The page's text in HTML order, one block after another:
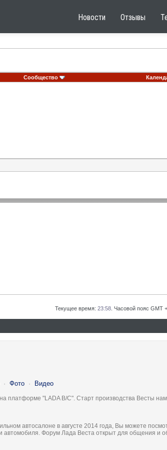
Новости Отзывы
Сообщество
Текущее время: 23:58 . Часовой пояс GMT
· Фото · Видео
платформе "LADA B/C". Старт производства Весты
автосалоне в августе 2014 года, Вы можете
автомобиля. Форум Лада Веста открыт для общения и